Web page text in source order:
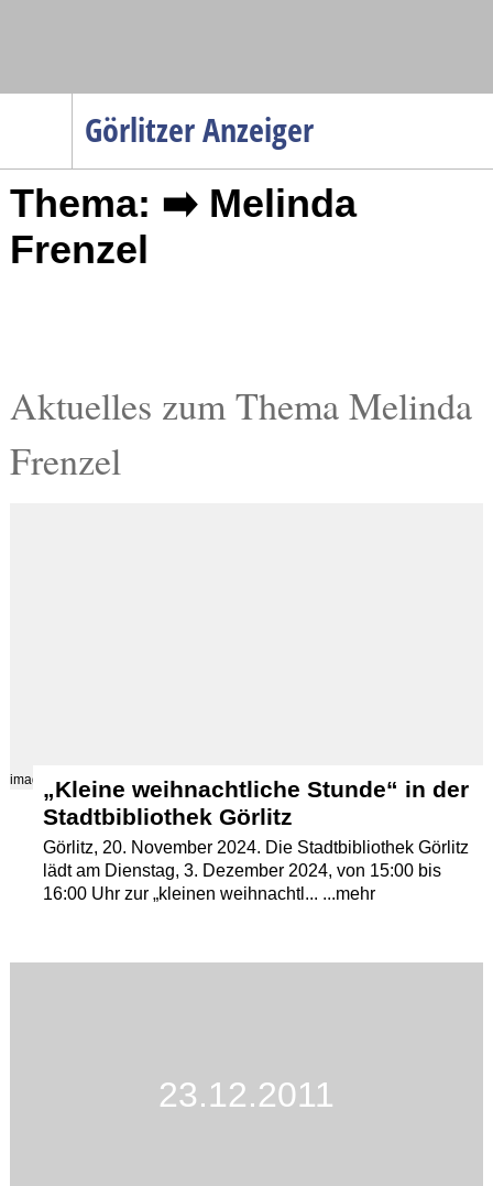
Görlitzer Anzeiger
Menüpunkte
Startseite
Gesellschaft
Gesundheit
Thema: ➡️ Melinda
Frenzel
Aktuelles zum Thema Melinda
Frenzel
images/src/Stadtbibliothek-Goerlitz-Jochmannstrasse-JPG.jpg
„Kleine weihnachtliche Stunde“ in der
Stadtbibliothek Görlitz
Görlitz, 20. November 2024. Die Stadtbibliothek Görlitz
lädt am Dienstag, 3. Dezember 2024, von 15:00 bis
16:00 Uhr zur „kleinen weihnachtl... ...mehr
23.12.2011